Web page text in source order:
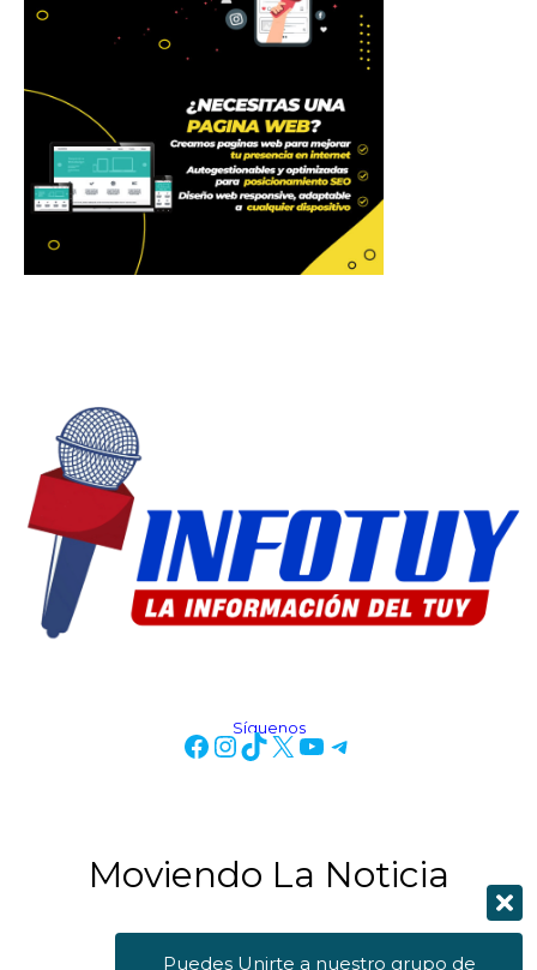
Síguenos
Moviendo La Noticia
Puedes Unirte a nuestro grupo de